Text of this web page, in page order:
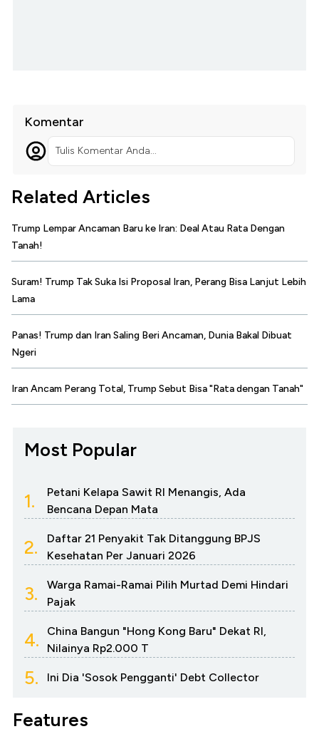
Komentar
Tulis Komentar Anda...
Related Articles
Trump Lempar Ancaman Baru ke Iran: Deal Atau Rata Dengan
Tanah!
Suram! Trump Tak Suka Isi Proposal Iran, Perang Bisa Lanjut Lebih
Lama
Panas! Trump dan Iran Saling Beri Ancaman, Dunia Bakal Dibuat
Ngeri
Iran Ancam Perang Total, Trump Sebut Bisa "Rata dengan Tanah"
Most Popular
1.
Petani Kelapa Sawit RI Menangis, Ada
Bencana Depan Mata
2.
Daftar 21 Penyakit Tak Ditanggung BPJS
Kesehatan Per Januari 2026
3.
Warga Ramai-Ramai Pilih Murtad Demi Hindari
Pajak
4.
China Bangun "Hong Kong Baru" Dekat RI,
Nilainya Rp2.000 T
5. Ini Dia 'Sosok Pengganti' Debt Collector
Features